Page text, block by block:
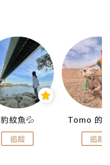
豹紋魚💦
追蹤 追蹤